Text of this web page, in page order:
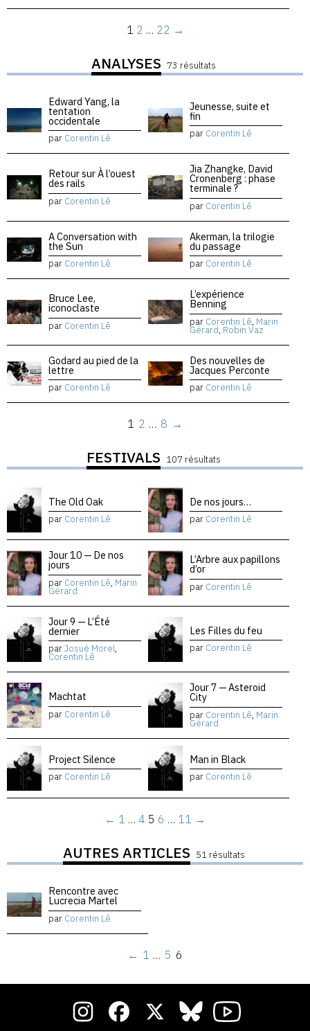
1 2 … 22 →
ANALYSES 73 résultats
Edward Yang, la
tentation
occidentale
par Corentin Lê
Jeunesse, suite et
fin
par Corentin Lê
Retour sur À l’ouest
des rails
par Corentin Lê
Jia Zhangke, David
Cronenberg : phase
terminale ?
par Corentin Lê
A Conversation with
the Sun
par Corentin Lê
Akerman, la trilogie
du passage
par Corentin Lê
Bruce Lee,
iconoclaste
par Corentin Lê
L’expérience
Benning
par Corentin Lê, Marin
Gérard, Robin Vaz
Godard au pied de la
lettre
par Corentin Lê
Des nouvelles de
Jacques Perconte
par Corentin Lê
1 2 … 8 →
FESTIVALS 107 résultats
The Old Oak
par Corentin Lê
De nos jours…
par Corentin Lê
Jour 10 — De nos
jours
par Corentin Lê, Marin
Gérard
L’Arbre aux papillons
d’or
par Corentin Lê
Jour 9 — L’Été
dernier
parJosué Morel,
Corentin Lê
Les Filles du feu
par Corentin Lê
Machtat
par Corentin Lê
Jour 7 — Asteroid
City
par Corentin Lê, Marin
Gérard
Project Silence
par Corentin Lê
Man in Black
par Corentin Lê
← 1 … 4 5 6 … 11 →
AUTRES ARTICLES 51 résultats
Rencontre avec
Lucrecia Martel
par Corentin Lê
← 1 … 5 6